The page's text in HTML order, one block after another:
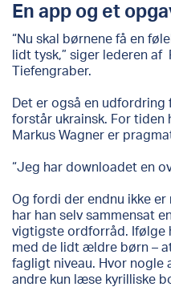
En app og et
“Nu skal børnene få en
lidt tysk,” siger lederen af
Tiefengraber.
Det er også en
forstår ukrainsk. For
Markus Wagner er
“Jeg har downloadet en
Og fordi der endnu ikke
har han selv sammensat
vigtigste ordforråd. Ifølge
med de lidt ældre børn –
fagligt niveau. Hvor nogle
andre kun læse kyrilliske